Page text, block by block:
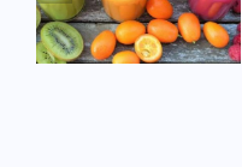
anyagok
szerepe a